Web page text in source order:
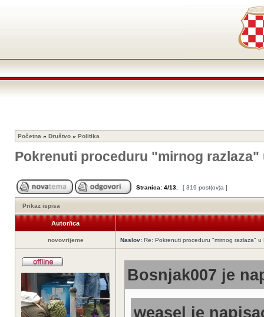
Početna » Društvo » Politika
Pokrenuti proceduru "mirnog razlaza"
Stranica: 4/13 [ 319 post(ov)a ]
Prikaz ispisa
Autor/ica
novovrijeme Naslov: Re: Pokrenuti proceduru "mirnog razlaza" u
Bosnjak007 je
weasel je